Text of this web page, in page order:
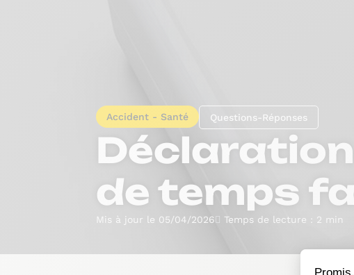
Accident - Santé Questions-Réponses
de temps
Mis à jour le 05/04/2026 Temps de lecture : 2 min